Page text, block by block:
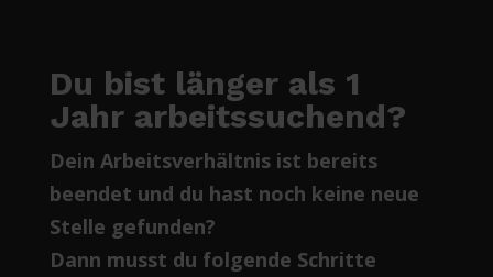
Du bist länger als 1
Jahr arbeitssuchend?
Dein Arbeitsverhältnis ist bereits
beendet und du hast noch keine neue
Stelle gefunden?
Dann musst du folgende Schritte